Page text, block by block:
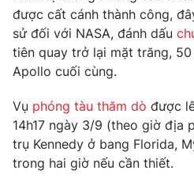
Câu chuyện quốc tế
Thị trường
Góc doanh nghiệp
Dữ liệu và đời sống
Truyền hình
Hậu trường
Nhân vật
Giải trí
Điện ảnh
Âm nhạc
Đời sống
được cất cánh thành công,
sử đối với NASA, đánh dấu
tiên quay trở lại mặt trăng, 50
Apollo cuối cùng.
Vụ phóng tàu thăm dò được
14h17 ngày 3/9 (theo giờ địa
trụ Kennedy ở bang Florida,
trong hai giờ nếu cần thiết.